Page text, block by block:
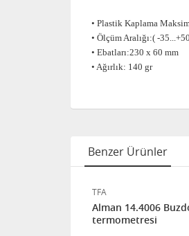
• Plastik Kaplama
• Ölçüm Aralığı:( -
• Ebatları:230 x 60 mm
• Ağırlık: 140 gr
Benzer Ürünler
TFA
Alman 14.4006
termometresi